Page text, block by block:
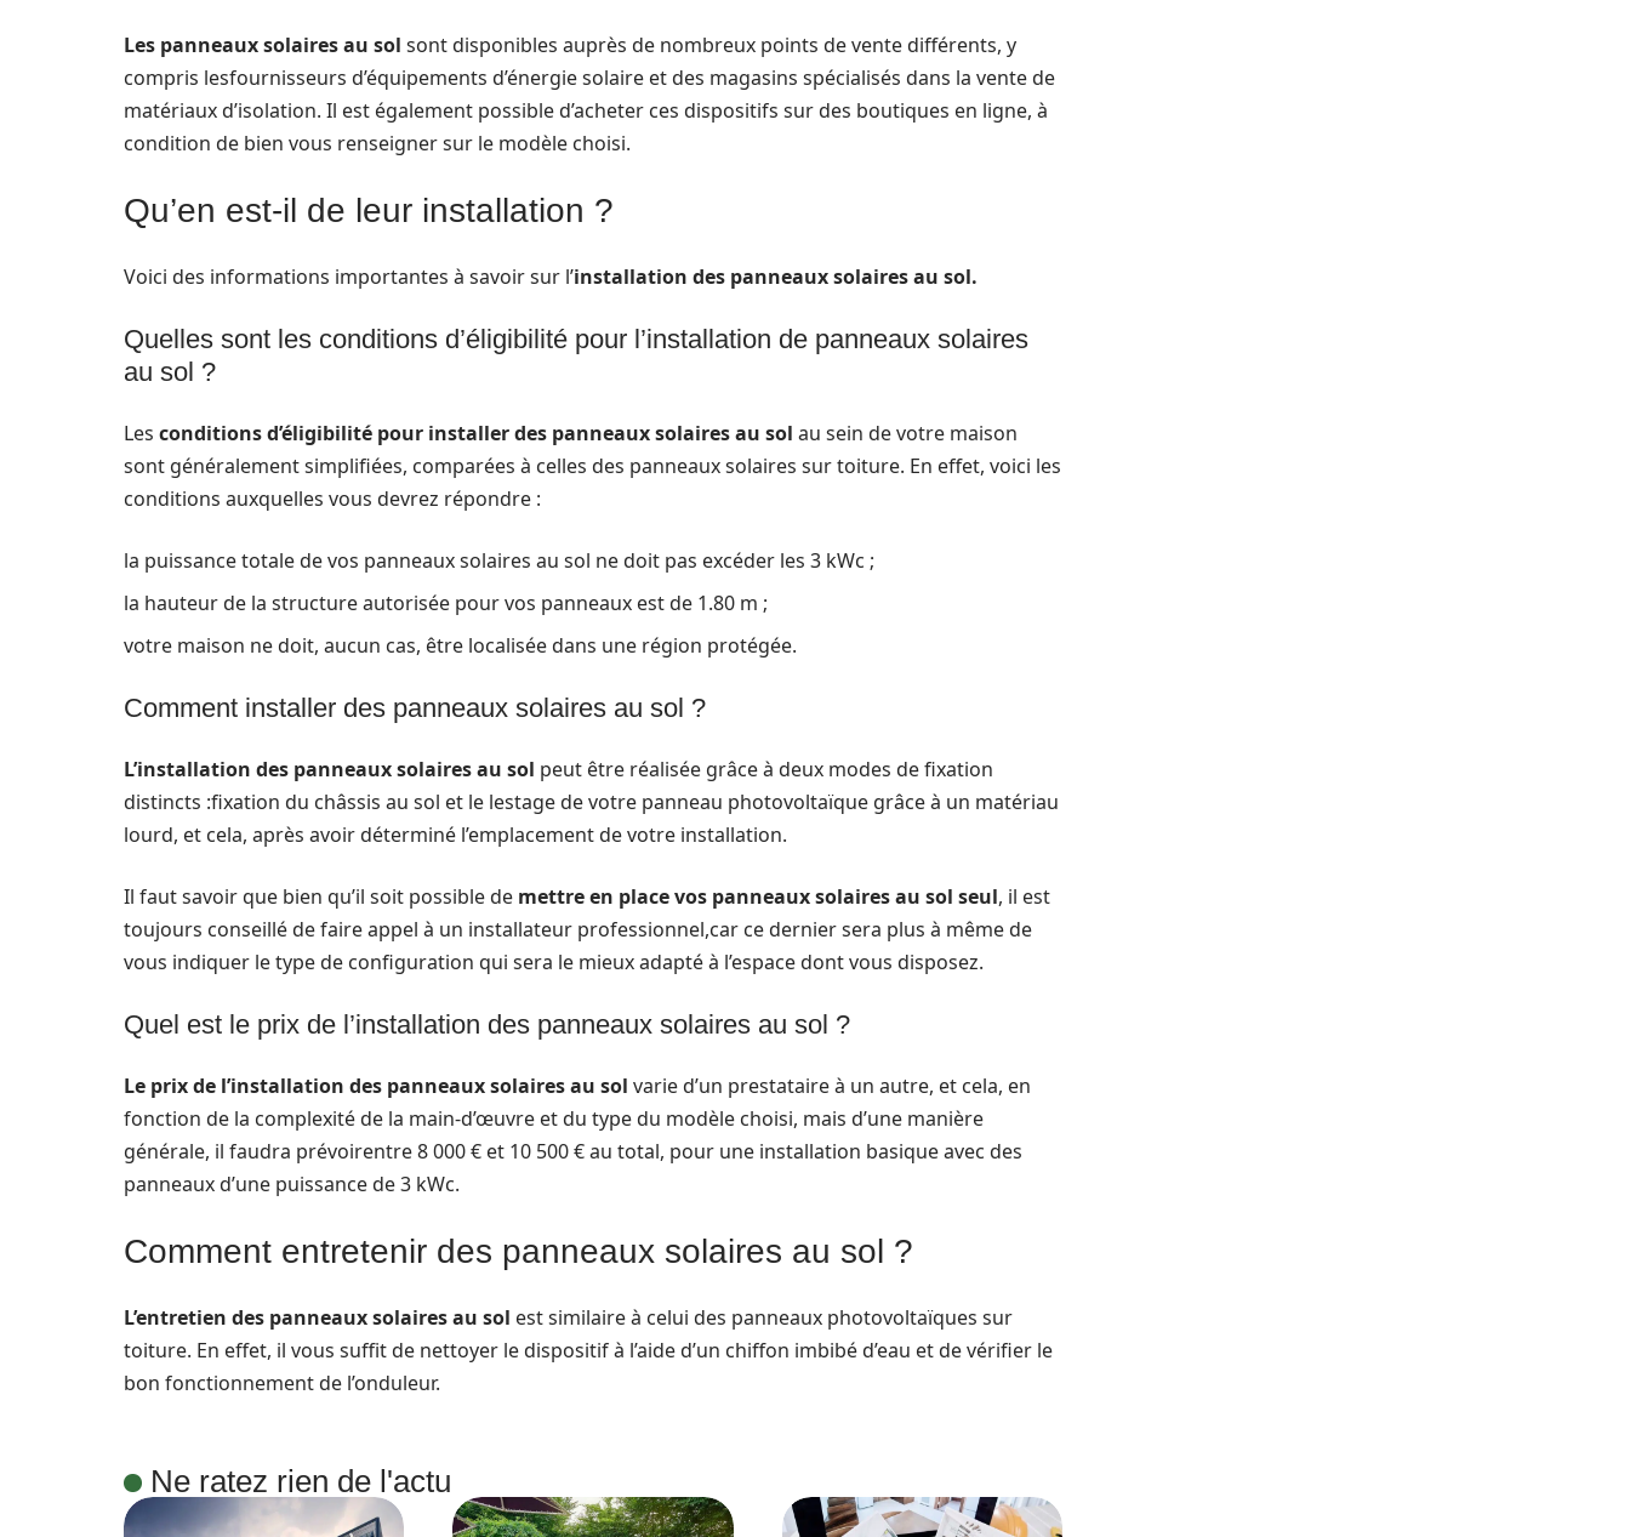
Les panneaux solaires au sol sont disponibles auprès de nombreux points de vente différents, y
compris lesfournisseurs d’équipements d’énergie solaire et des magasins spécialisés dans la vente de
matériaux d’isolation. Il est également possible d’acheter ces dispositifs sur des boutiques en ligne, à
condition de bien vous renseigner sur le modèle choisi.
Qu’en est-il de leur installation ?
Voici des informations importantes à savoir sur l’installation des panneaux solaires au sol.
Quelles sont les conditions d’éligibilité pour l’installation de panneaux solaires
au sol ?
Les conditions d’éligibilité pour installer des panneaux solairesau sol au sein de votre maison
sont généralement simplifiées, comparées à celles des panneaux solaires sur toiture. En effet, voici les
conditions auxquelles vous devrez répondre :
la puissance totale de vos panneaux solaires au sol ne doit pas excéder les 3 kWc ;
la hauteur de la structure autorisée pour vos panneaux est de 1.80 m ;
votre maison ne doit, aucun cas, être localisée dans une région protégée.
Comment installer des panneaux solaires au sol ?
L’installation des panneaux solaires au sol peut être réalisée grâce à deux modes de fixation
distincts :fixation du châssis au sol et le lestage de votre panneau photovoltaïque grâce à un matériau
lourd, et cela, après avoir déterminé l’emplacement de votre installation.
Il faut savoir que bien qu’il soit possible de mettre en place vos panneaux solaires au sol seul, il est
toujours conseillé de faire appel à un installateur professionnel,car ce dernier sera plus à même de
vous indiquer le type de configuration qui sera le mieux adapté à l’espace dont vous disposez.
Quel est le prix de l’installation des panneaux solaires au sol ?
Le prix de l’installation des panneaux solaires au sol varie d’un prestataire à un autre, et cela, en
fonction de la complexité de la main-d’œuvre et du type du modèle choisi, mais d’une manière
générale, il faudra prévoirentre 8 000 € et 10 500 € au total, pour une installation basique avec des
panneaux d’une puissance de 3 kWc.
Comment entretenir des panneaux solaires au sol ?
L’entretien des panneaux solaires au sol est similaire à celui des panneaux photovoltaïques sur
toiture. En effet, il vous suffit de nettoyer le dispositif à l’aide d’un chiffon imbibé d’eau et de vérifier le
bon fonctionnement de l’onduleur.
Ne ratez rien de l'actu